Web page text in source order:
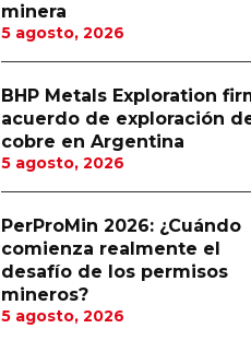
minera
5 agosto, 2026
BHP Metals Exploration
acuerdo de exploración
cobre en Argentina
5 agosto, 2026
PerProMin 2026: ¿Cuándo
comienza realmente el
desafío de los permisos
mineros?
5 agosto, 2026